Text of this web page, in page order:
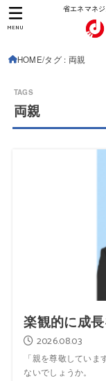
省エネマネ
MENU
HOME タグ : 両親
両親
楽観的に成
2026.08.03
「親を尊敬してい
ないでしょうか。